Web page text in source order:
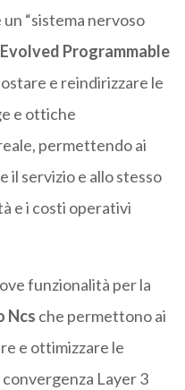
“sistema nervoso
Programmable
e reindirizzare le
e ottiche
permettendo ai
il servizio e allo stesso
e i costi operativi
funzionalità per la
Ncs che permettono ai
e ottimizzare le
Layer 3